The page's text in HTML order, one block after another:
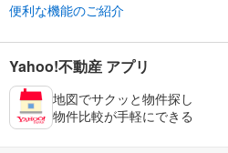
便利な機能のご紹介
Yahoo!不動産 アプリ
地図でサクッと物件探し
物件比較が手軽にできる